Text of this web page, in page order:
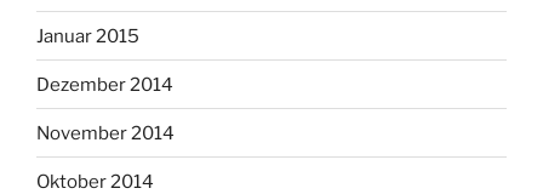
Januar 2015
Dezember 2014
November 2014
Oktober 2014